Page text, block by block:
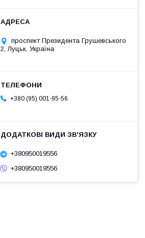
проспект Президента Грушевського
2, Луцьк, Україна
+380 (95) 001-95-56
+380950019556
+380950019556